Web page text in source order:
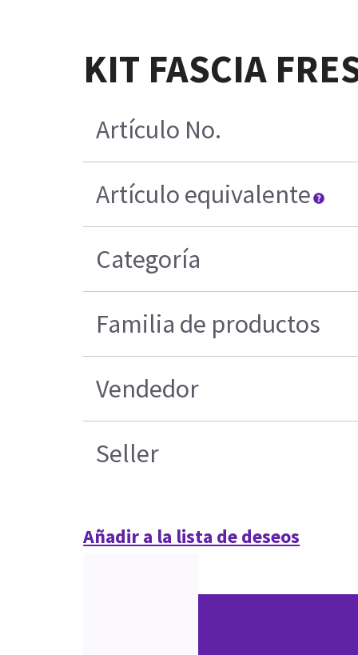
KIT FASCIA
Artículo No.
Artículo equivalente
Categoría
Familia de productos
Vendedor
Seller
Añadir a la lista de deseos